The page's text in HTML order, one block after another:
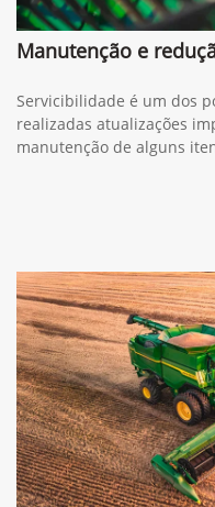
Manutenção e
Servicibilidade é um dos
realizadas atualizações
manutenção de alguns